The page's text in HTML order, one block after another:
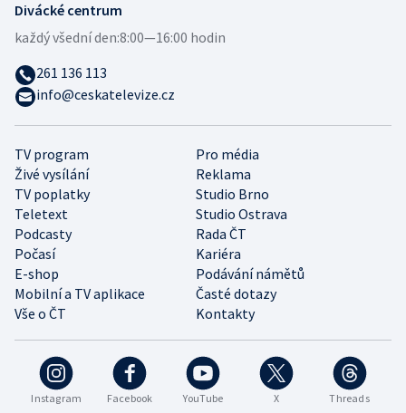
Instagram Facebook YouTube X Threads
TV program
Pro média
Živé vysílání
Reklama
TV poplatky
Studio Brno
Teletext
Studio Ostrava
Podcasty
Rada ČT
Počasí
Kariéra
E-shop
Podávání námětů
Mobilní a TV aplikace
Časté dotazy
Vše o ČT
Kontakty
Divácké centrum
každý všední den:8:00—16:00 hodin
261 136 113
info@ceskatelevize.cz